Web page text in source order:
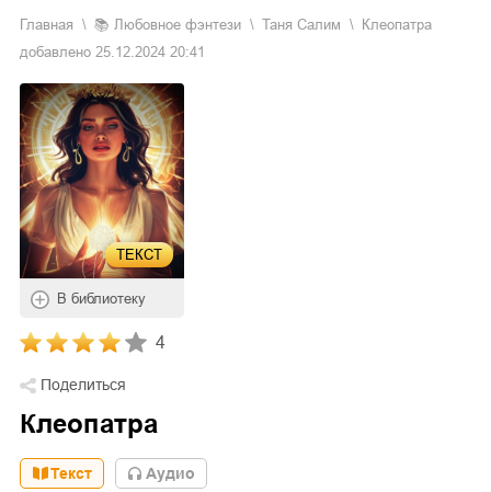
Главная 📚 любовное фэнтези Таня Салим
Клеопатра
добавлено 25.12.2024 20:41
ТЕКСТ
В библиотеку
4
Поделиться
Клеопатра
Текст Aудио